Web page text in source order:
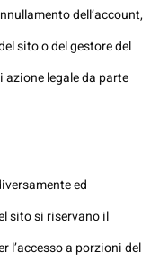
dell’account,
sito o del gestore del
azione legale da parte
ed
sito si riservano il
l’accesso a porzioni del